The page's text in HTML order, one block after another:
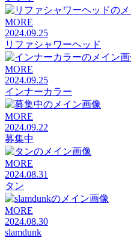
MORE
2024.09.25
リファシャワーヘッド
MORE
2024.09.25
インナーカラー
MORE
2024.09.22
募集中
MORE
2024.08.31
タン
MORE
2024.08.30
slamdunk